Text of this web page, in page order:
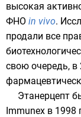
высокая
ФНО in vivo.
продали все
свою очередь, в
Этанерцепт
Immunex в 1998